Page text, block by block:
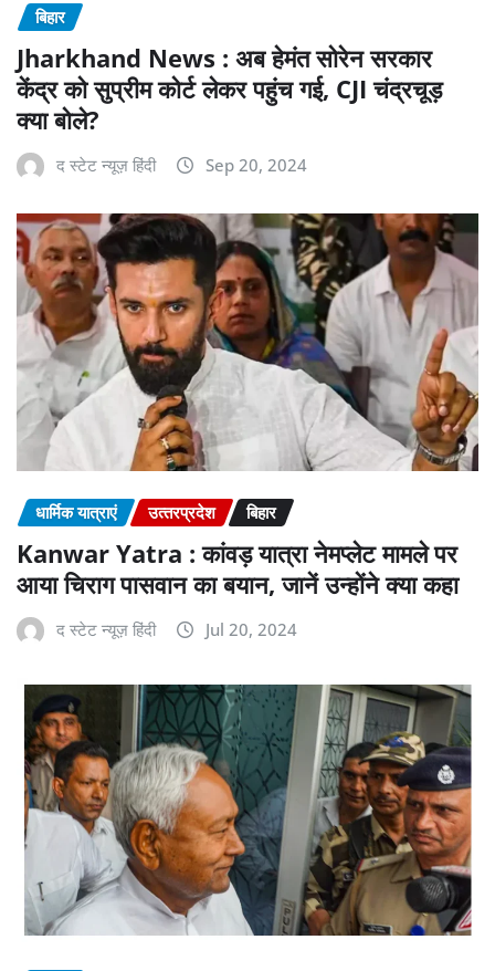
बिहार
Jharkhand News : अब हेमंत सोरेन सरकार
केंद्र को सुप्रीम कोर्ट लेकर पहुंच गई, CJI चंद्रचूड़
क्या बोले?
द स्टेट न्यूज़ हिंदी Sep 20, 2024
धार्मिक यात्राएं उत्‍तरप्रदेश बिहार
Kanwar Yatra : कांवड़ यात्रा नेमप्लेट मामले पर
आया चिराग पासवान का बयान, जानें उन्होंने क्या कहा
द स्टेट न्यूज़ हिंदी Jul 20, 2024